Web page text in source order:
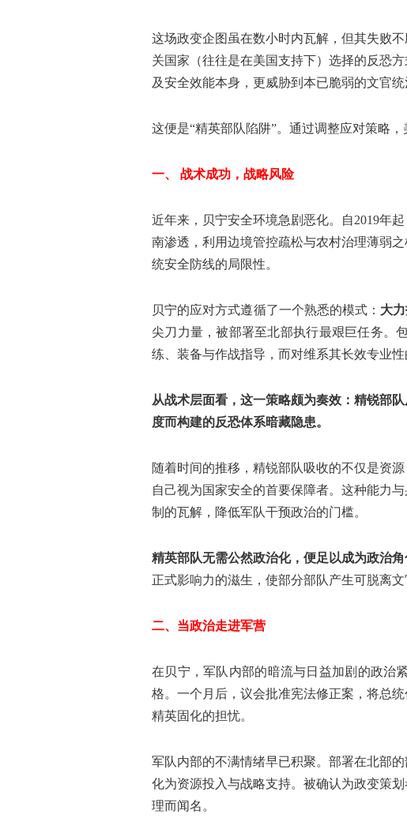
这场政变企图虽在数小时内瓦解，但其失败
关国家（往往是在美国支持下）选择的反恐方
及安全效能本身，更威胁到本已脆弱的文官统
这便是“精英部队陷阱”。通过调整应对策略
一、 战术成功，战略风险
近年来，贝宁安全环境急剧恶化。自2019年
南渗透，利用边境管控疏松与农村治理薄弱
统安全防线的局限性。
贝宁的应对方式遵循了一个熟悉的模式： 大
尖刀力量，被部署至北部执行最艰巨任务。
练、装备与作战指导，而对维系其长效专业
从战术层面看，这一策略颇为奏效：精锐部
度而构建的反恐体系暗藏隐患。
随着时间的推移，精锐部队吸收的不仅是资
自己视为国家安全的首要保障者。这种能力
制的瓦解，降低军队干预政治的门槛。
精英部队无需公然政治化，便足以成为政治角
正式影响力的滋生，使部分部队产生可脱离文
二、当政治走进军营
在贝宁，军队内部的暗流与日益加剧的政治
格。一个月后，议会批准宪法修正案，将总
精英固化的担忧。
军队内部的不满情绪早已积聚。部署在北部
化为资源投入与战略支持。被确认为政变策
理而闻名。